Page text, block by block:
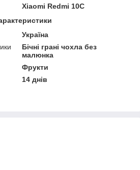
Xiaomi Redmi 10C
Україна
Бічні грані чохла без
малюнка
Фрукти
14 днів